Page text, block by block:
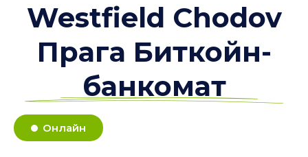
Westfield Chodov
Прага Биткойн-
банкомат
Онлайн